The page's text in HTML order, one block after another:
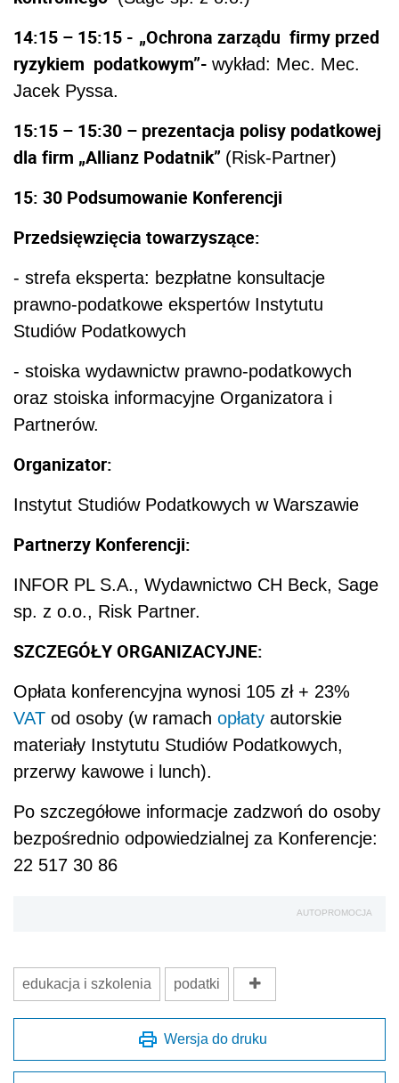
14:15 – 15:15 - „Ochrona zarządu firmy przed
ryzykiem podatkowym”- wykład: Mec. Mec.
Jacek Pyssa.
15:15 – 15:30 – prezentacja polisy podatkowej
dla firm „Allianz Podatnik” (Risk-Partner)
15: 30 Podsumowanie Konferencji
Przedsięwzięcia towarzyszące:
- strefa eksperta: bezpłatne konsultacje
prawno-podatkowe ekspertów Instytutu
Studiów Podatkowych
- stoiska wydawnictw prawno-podatkowych
oraz stoiska informacyjne Organizatora i
Partnerów.
Organizator:
Instytut Studiów Podatkowych w Warszawie
Partnerzy Konferencji:
INFOR PL S.A., Wydawnictwo CH Beck, Sage
sp. z o.o., Risk Partner.
SZCZEGÓŁY ORGANIZACYJNE:
Opłata konferencyjna wynosi 105 zł + 23%
VAT od osoby (w ramach opłaty autorskie
materiały Instytutu Studiów Podatkowych,
przerwy kawowe i lunch).
Po szczegółowe informacje zadzwoń do osoby
bezpośrednio odpowiedzialnej za Konferencje:
22 517 30 86
AUTOPROMOCJA
edukacja i szkolenia podatki
Wersja do druku